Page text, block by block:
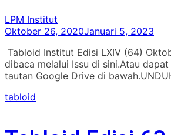
LPM Institut
Oktober 26, 2020Januari 5, 2023
Tabloid Institut Edisi LXIV (64)
dibaca melalui Issu di sini.Atau
tautan Google Drive di
tabloid